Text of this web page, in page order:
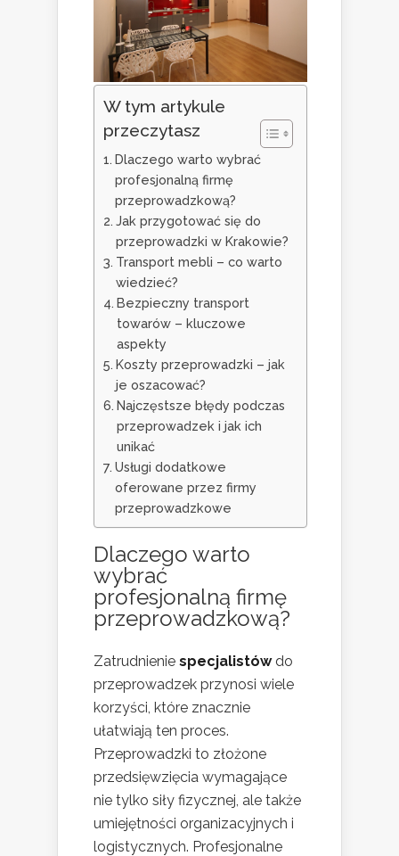
W tym artykule
przeczytasz
Dlaczego warto wybrać
profesjonalną firmę
przeprowadzkową?
Jak przygotować się do
przeprowadzki w Krakowie?
Transport mebli – co warto
wiedzieć?
Bezpieczny transport
towarów – kluczowe
aspekty
Koszty przeprowadzki – jak
je oszacować?
Najczęstsze błędy podczas
przeprowadzek i jak ich
unikać
Usługi dodatkowe
oferowane przez firmy
przeprowadzkowe
Dlaczego warto
wybrać
profesjonalną firmę
przeprowadzkową?
Zatrudnienie specjalistówdo
przeprowadzek przynosi wiele
korzyści, które znacznie
ułatwiają ten proces.
Przeprowadzki to złożone
przedsięwzięcia wymagające
nie tylko siły fizycznej, ale także
umiejętności organizacyjnych i
logistycznych. Profesjonalne